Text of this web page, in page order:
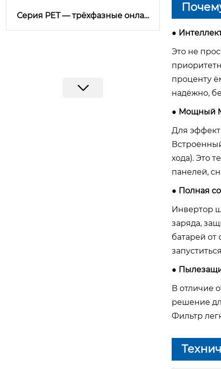
Серия PET — трёхфазные онлай
●
Это не
проценту
надёжно,
● Мощный
Для
хода). Это
панелей,
● Полная
Инвертор
заряда,
батарей от
●
В отличие
решение
Фильтр